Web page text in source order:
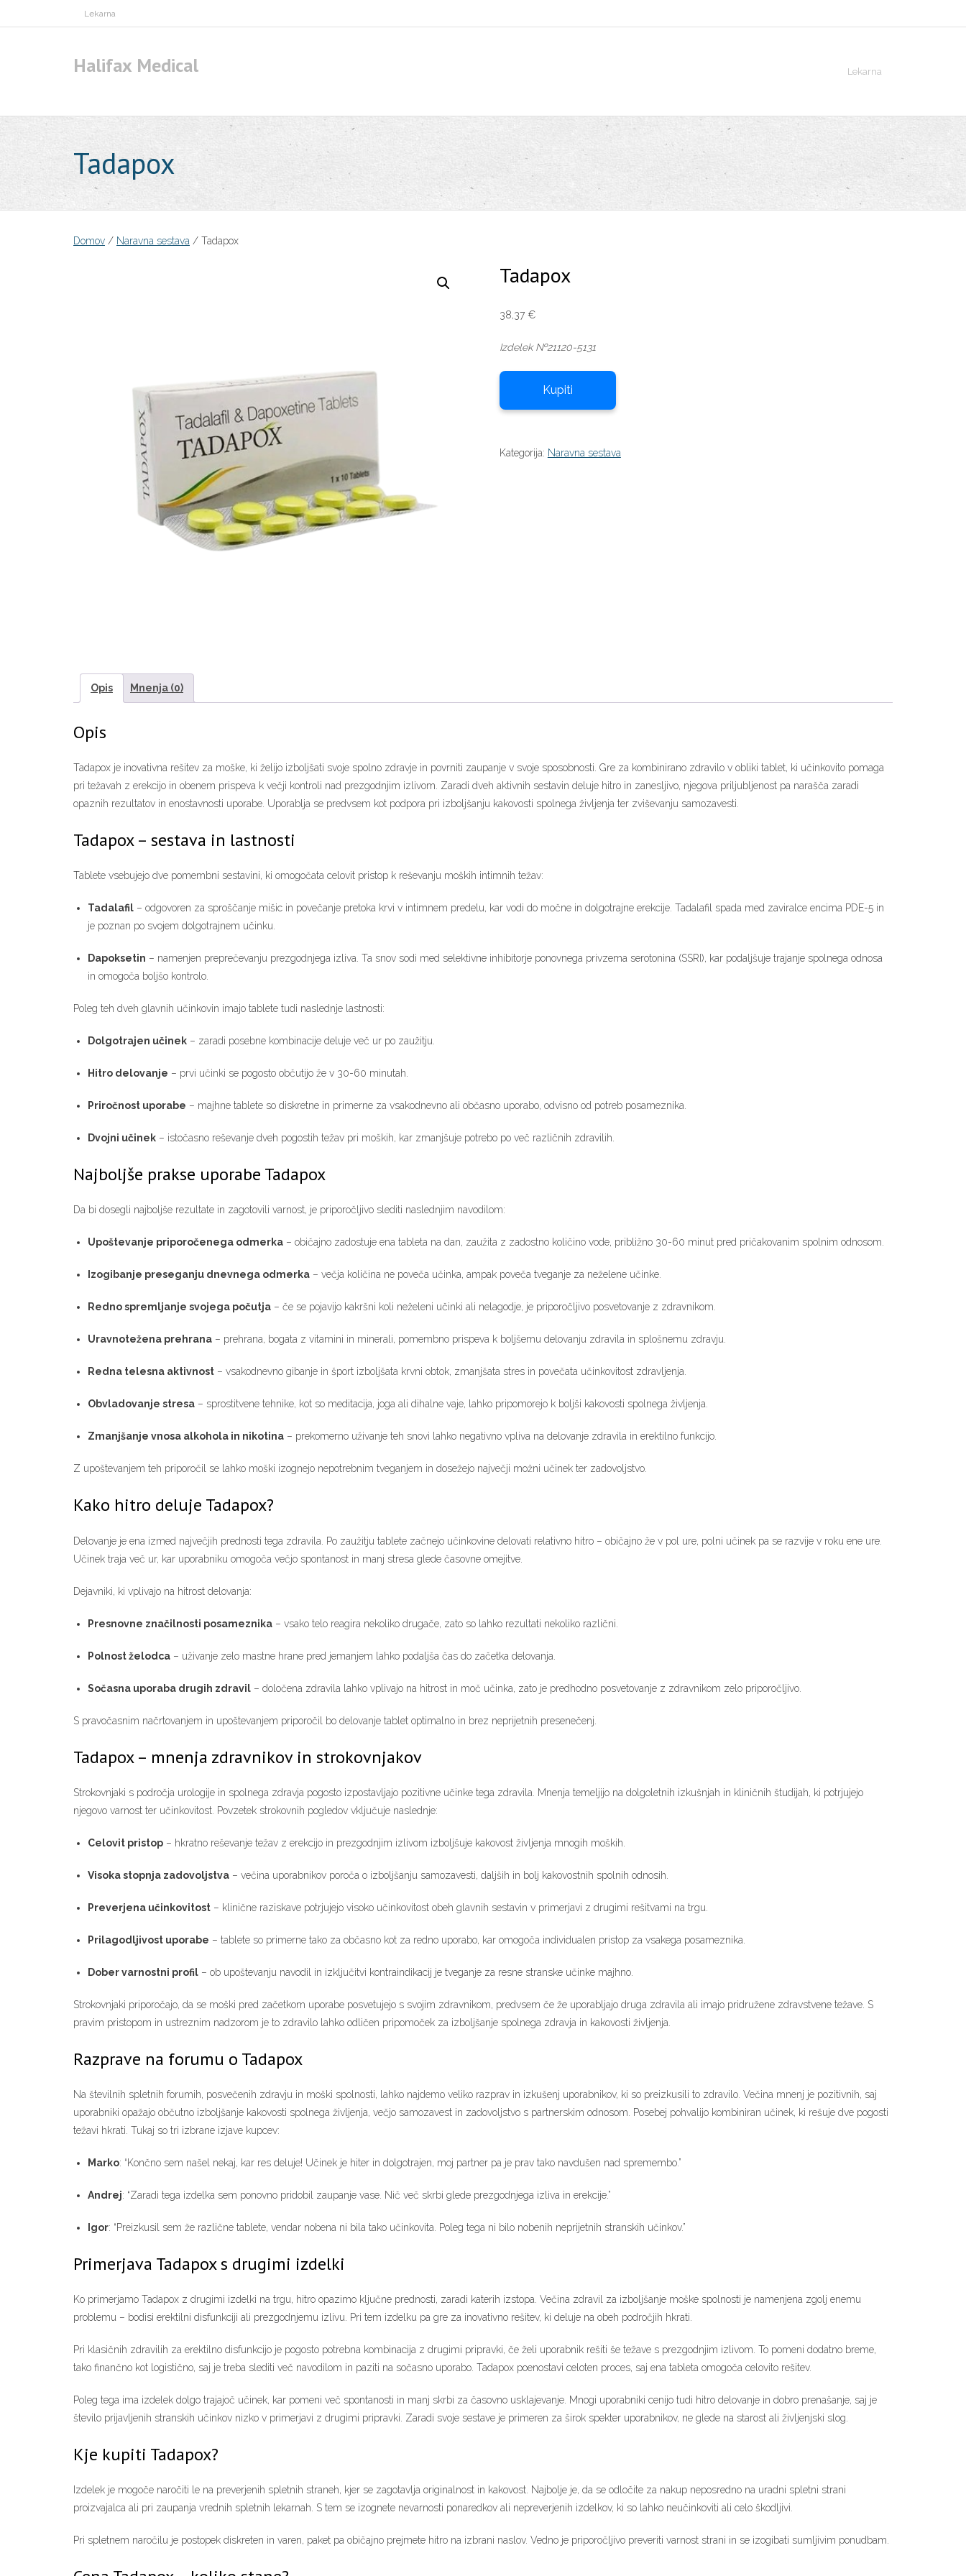
to
Lekarna
Halifax Medical Lekarna
Tadapox
Domov / Naravna sestava / Tadapox
Tadapox
38,37 €
Izdelek №21120-5131
Kupiti
Kategorija: Naravna sestava
Opis Mnenja (0)
Opis
Tadapox je inovativna rešitev za moške, ki želijo izboljšati svoje spolno zdravje in povrniti zaupanje v svoje sposobnosti. Gre za kombinirano zdravilo v obliki tablet, ki učinkovito pomaga
pri težavah z erekcijo in obenem prispeva k večji kontroli nad prezgodnjim izlivom. Zaradi dveh aktivnih sestavin deluje hitro in zanesljivo, njegova priljubljenost pa narašča zaradi
opaznih rezultatov in enostavnosti uporabe. Uporablja se predvsem kot podpora pri izboljšanju kakovosti spolnega življenja ter zviševanju samozavesti.
Tadapox – sestava in lastnosti
Tablete vsebujejo dve pomembni sestavini, ki omogočata celovit pristop k reševanju moških intimnih težav:
Tadalafil – odgovoren za sproščanje mišic in povečanje pretoka krvi v intimnem predelu, kar vodi do močne in dolgotrajne erekcije. Tadalafil spada med zaviralce encima PDE-5 in
je poznan po svojem dolgotrajnem učinku.
Dapoksetin – namenjen preprečevanju prezgodnjega izliva. Ta snov sodi med selektivne inhibitorje ponovnega privzema serotonina (SSRI), kar podaljšuje trajanje spolnega odnosa
in omogoča boljšo kontrolo.
Poleg teh dveh glavnih učinkovin imajo tablete tudi naslednje lastnosti:
Dolgotrajen učinek – zaradi posebne kombinacije deluje več ur po zaužitju.
Hitro delovanje – prvi učinki se pogosto občutijo že v 30-60 minutah.
Priročnost uporabe – majhne tablete so diskretne in primerne za vsakodnevno ali občasno uporabo, odvisno od potreb posameznika.
Dvojni učinek – istočasno reševanje dveh pogostih težav pri moških, kar zmanjšuje potrebo po več različnih zdravilih.
Najboljše prakse uporabe Tadapox
Da bi dosegli najboljše rezultate in zagotovili varnost, je priporočljivo slediti naslednjim navodilom:
Upoštevanje priporočenega odmerka – običajno zadostuje ena tableta na dan, zaužita z zadostno količino vode, približno 30-60 minut pred pričakovanim spolnim odnosom.
Izogibanje preseganju dnevnega odmerka – večja količina ne poveča učinka, ampak poveča tveganje za neželene učinke.
Redno spremljanje svojega počutja – če se pojavijo kakršni koli neželeni učinki ali nelagodje, je priporočljivo posvetovanje z zdravnikom.
Uravnotežena prehrana – prehrana, bogata z vitamini in minerali, pomembno prispeva k boljšemu delovanju zdravila in splošnemu zdravju.
Redna telesna aktivnost – vsakodnevno gibanje in šport izboljšata krvni obtok, zmanjšata stres in povečata učinkovitost zdravljenja.
Obvladovanje stresa – sprostitvene tehnike, kot so meditacija, joga ali dihalne vaje, lahko pripomorejo k boljši kakovosti spolnega življenja.
Zmanjšanje vnosa alkohola in nikotina – prekomerno uživanje teh snovi lahko negativno vpliva na delovanje zdravila in erektilno funkcijo.
Z upoštevanjem teh priporočil se lahko moški izognejo nepotrebnim tveganjem in dosežejo največji možni učinek ter zadovoljstvo.
Kako hitro deluje Tadapox?
Delovanje je ena izmed največjih prednosti tega zdravila. Po zaužitju tablete začnejo učinkovine delovati relativno hitro – običajno že v pol ure, polni učinek pa se razvije v roku ene ure.
Učinek traja več ur, kar uporabniku omogoča večjo spontanost in manj stresa glede časovne omejitve.
Dejavniki, ki vplivajo na hitrost delovanja:
Presnovne značilnosti posameznika – vsako telo reagira nekoliko drugače, zato so lahko rezultati nekoliko različni.
Polnost želodca – uživanje zelo mastne hrane pred jemanjem lahko podaljša čas do začetka delovanja.
Sočasna uporaba drugih zdravil – določena zdravila lahko vplivajo na hitrost in moč učinka, zato je predhodno posvetovanje z zdravnikom zelo priporočljivo.
S pravočasnim načrtovanjem in upoštevanjem priporočil bo delovanje tablet optimalno in brez neprijetnih presenečenj.
Tadapox – mnenja zdravnikov in strokovnjakov
Strokovnjaki s področja urologije in spolnega zdravja pogosto izpostavljajo pozitivne učinke tega zdravila. Mnenja temeljijo na dolgoletnih izkušnjah in kliničnih študijah, ki potrjujejo
njegovo varnost ter učinkovitost. Povzetek strokovnih pogledov vključuje naslednje:
Celovit pristop – hkratno reševanje težav z erekcijo in prezgodnjim izlivom izboljšuje kakovost življenja mnogih moških.
Visoka stopnja zadovoljstva – večina uporabnikov poroča o izboljšanju samozavesti, daljših in bolj kakovostnih spolnih odnosih.
Preverjena učinkovitost – klinične raziskave potrjujejo visoko učinkovitost obeh glavnih sestavin v primerjavi z drugimi rešitvami na trgu.
Prilagodljivost uporabe – tablete so primerne tako za občasno kot za redno uporabo, kar omogoča individualen pristop za vsakega posameznika.
Dober varnostni profil – ob upoštevanju navodil in izključitvi kontraindikacij je tveganje za resne stranske učinke majhno.
Strokovnjaki priporočajo, da se moški pred začetkom uporabe posvetujejo s svojim zdravnikom, predvsem če že uporabljajo druga zdravila ali imajo pridružene zdravstvene težave. S
pravim pristopom in ustreznim nadzorom je to zdravilo lahko odličen pripomoček za izboljšanje spolnega zdravja in kakovosti življenja.
Razprave na forumu o Tadapox
Na številnih spletnih forumih, posvečenih zdravju in moški spolnosti, lahko najdemo veliko razprav in izkušenj uporabnikov, ki so preizkusili to zdravilo. Večina mnenj je pozitivnih, saj
uporabniki opažajo občutno izboljšanje kakovosti spolnega življenja, večjo samozavest in zadovoljstvo s partnerskim odnosom. Posebej pohvalijo kombiniran učinek, ki rešuje dve pogosti
težavi hkrati. Tukaj so tri izbrane izjave kupcev:
Marko: “Končno sem našel nekaj, kar res deluje! Učinek je hiter in dolgotrajen, moj partner pa je prav tako navdušen nad spremembo.”
Andrej: “Zaradi tega izdelka sem ponovno pridobil zaupanje vase. Nič več skrbi glede prezgodnjega izliva in erekcije.”
Igor: “Preizkusil sem že različne tablete, vendar nobena ni bila tako učinkovita. Poleg tega ni bilo nobenih neprijetnih stranskih učinkov.”
Primerjava Tadapox s drugimi izdelki
Ko primerjamo Tadapox z drugimi izdelki na trgu, hitro opazimo ključne prednosti, zaradi katerih izstopa. Večina zdravil za izboljšanje moške spolnosti je namenjena zgolj enemu
problemu – bodisi erektilni disfunkciji ali prezgodnjemu izlivu. Pri tem izdelku pa gre za inovativno rešitev, ki deluje na obeh področjih hkrati.
Pri klasičnih zdravilih za erektilno disfunkcijo je pogosto potrebna kombinacija z drugimi pripravki, če želi uporabnik rešiti še težave s prezgodnjim izlivom. To pomeni dodatno breme,
tako finančno kot logistično, saj je treba slediti več navodilom in paziti na sočasno uporabo. Tadapox poenostavi celoten proces, saj ena tableta omogoča celovito rešitev.
Poleg tega ima izdelek dolgo trajajoč učinek, kar pomeni več spontanosti in manj skrbi za časovno usklajevanje. Mnogi uporabniki cenijo tudi hitro delovanje in dobro prenašanje, saj je
število prijavljenih stranskih učinkov nizko v primerjavi z drugimi pripravki. Zaradi svoje sestave je primeren za širok spekter uporabnikov, ne glede na starost ali življenjski slog.
Kje kupiti Tadapox?
Izdelek je mogoče naročiti le na preverjenih spletnih straneh, kjer se zagotavlja originalnost in kakovost. Najbolje je, da se odločite za nakup neposredno na uradni spletni strani
proizvajalca ali pri zaupanja vrednih spletnih lekarnah. S tem se izognete nevarnosti ponaredkov ali nepreverjenih izdelkov, ki so lahko neučinkoviti ali celo škodljivi.
Pri spletnem naročilu je postopek diskreten in varen, paket pa običajno prejmete hitro na izbrani naslov. Vedno je priporočljivo preveriti varnost strani in se izogibati sumljivim ponudbam.